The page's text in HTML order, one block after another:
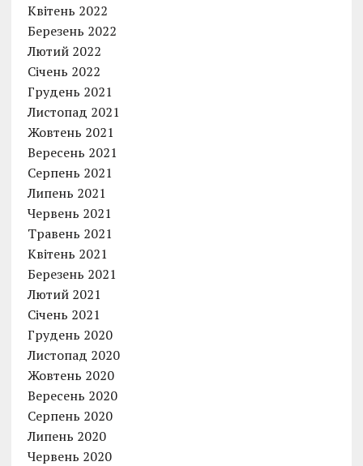
Квітень 2022
Березень 2022
Лютий 2022
Січень 2022
Грудень 2021
Листопад 2021
Жовтень 2021
Вересень 2021
Серпень 2021
Липень 2021
Червень 2021
Травень 2021
Квітень 2021
Березень 2021
Лютий 2021
Січень 2021
Грудень 2020
Листопад 2020
Жовтень 2020
Вересень 2020
Серпень 2020
Липень 2020
Червень 2020